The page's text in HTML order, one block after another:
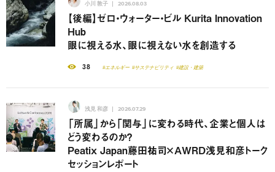
小川 敦子 2026.08.03
【後編】ゼロ・ウォーター・ビル Kurita Innovation
Hub
眼に視える水、眼に視えない水を創造する
38 #エネルギー #サステナビリティ #建設・建築
浅見 和彦 2026.07.29
「所属」から「関与」に変わる時代、企業と個人は
どう変わるのか？
Peatix Japan藤田祐司×AWRD浅見和彦トーク
セッションレポート